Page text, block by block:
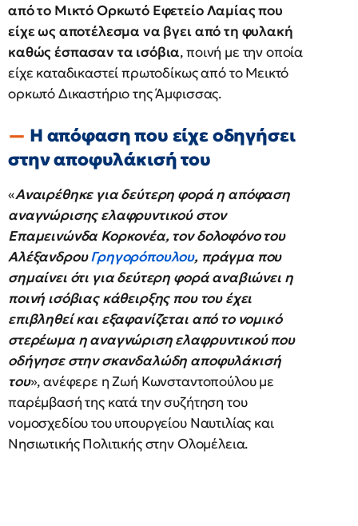
από το Μικτό Ορκωτό Εφετείο Λαμίας που
είχε ως αποτέλεσμα να βγει από τη φυλακή
καθώς έσπασαν τα ισόβια, ποινή με την οποία
είχε καταδικαστεί πρωτοδίκως από το Μεικτό
ορκωτό Δικαστήριο της Άμφισσας.
Η απόφαση που είχε οδηγήσει
στην αποφυλάκισή του
«Αναιρέθηκε για δεύτερη φορά η απόφαση
αναγνώρισης ελαφρυντικού στον
Επαμεινώνδα Κορκονέα, τον δολοφόνο του
ΑλέξανδρουΓρηγορόπουλου, πράγμα που
σημαίνει ότι για δεύτερη φορά αναβιώνει η
ποινή ισόβιας κάθειρξης που του έχει
επιβληθεί και εξαφανίζεται από το νομικό
στερέωμα η αναγνώριση ελαφρυντικού που
οδήγησε στην σκανδαλώδη αποφυλάκισή
του», ανέφερε η Ζωή Κωνσταντοπούλου με
παρέμβασή της κατά την συζήτηση του
νομοσχεδίου του υπουργείου Ναυτιλίας και
Νησιωτικής Πολιτικής στην Ολομέλεια.